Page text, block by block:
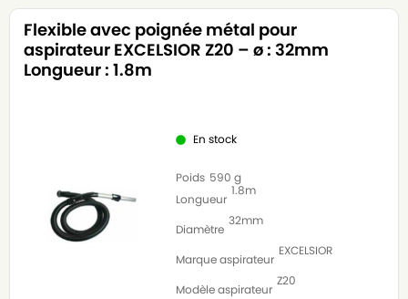
Flexible avec poignée métal pour
aspirateur EXCELSIOR Z20 – ø : 32mm
Longueur : 1.8m
En stock
Poids 590 g
Longueur
1.8m
Diamètre
32mm
Marque aspirateur
EXCELSIOR
Modèle aspirateur
Z20